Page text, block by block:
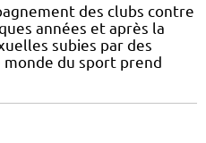
des clubs contre
années et après la
subies par des
du sport prend